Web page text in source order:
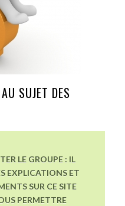
SUJET DES
LE GROUPE : IL
EXPLICATIONS ET
SUR CE SITE
PERMETTRE